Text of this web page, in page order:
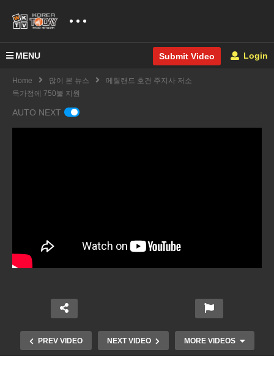
MENU Submit Video Login
Home 많이 본 뉴스
메릴랜드 호건 주지사 저소
득가정에 750불 지원
AUTO NEXT
PREV VIDEO NEXT VIDEO MORE VIDEOS